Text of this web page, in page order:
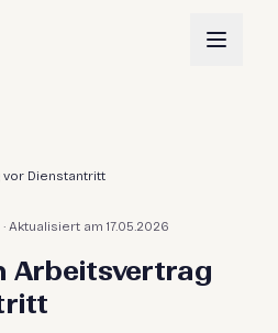
Dienstantritt
· Aktualisiert am 17.05.2026
Arbeitsvertrag